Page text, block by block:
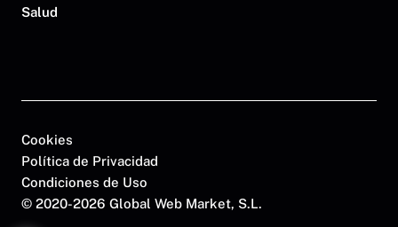
Salud
© 2020-2026 Global Web Market, S.L.
Cookies
Política de Privacidad
Condiciones de Uso